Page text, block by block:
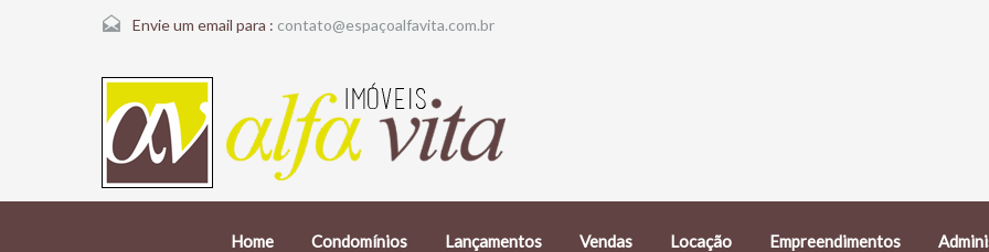
Envie um email para : contato@espaçoalfavita.com.br
Home Condomínios Lançamentos Vendas Locação Empreendimentos